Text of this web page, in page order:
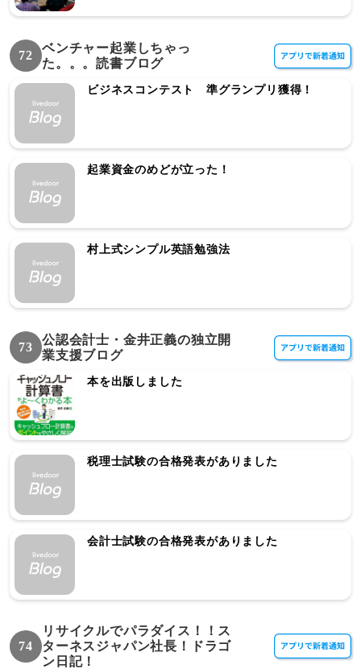
72
ベンチャー起業しちゃっ
た。。。読書ブログ
ビジネスコンテスト 準グランプリ獲得！
起業資金のめどが立った！
村上式シンプル英語勉強法
73
公認会計士・金井正義の独立開
業支援ブログ
本を出版しました
税理士試験の合格発表がありました
会計士試験の合格発表がありました
74
リサイクルでパラダイス！！ス
ターネスジャパン社長！ドラゴ
ン日記！